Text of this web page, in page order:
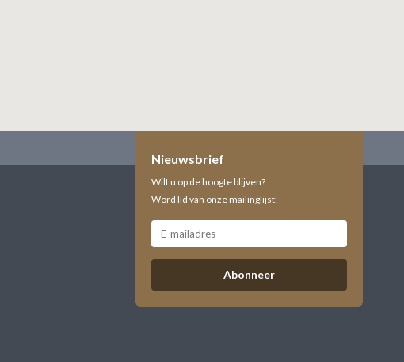
Nieuwsbrief
Wilt u op de hoogte blijven?
Word lid van onze mailinglijst:
Abonneer